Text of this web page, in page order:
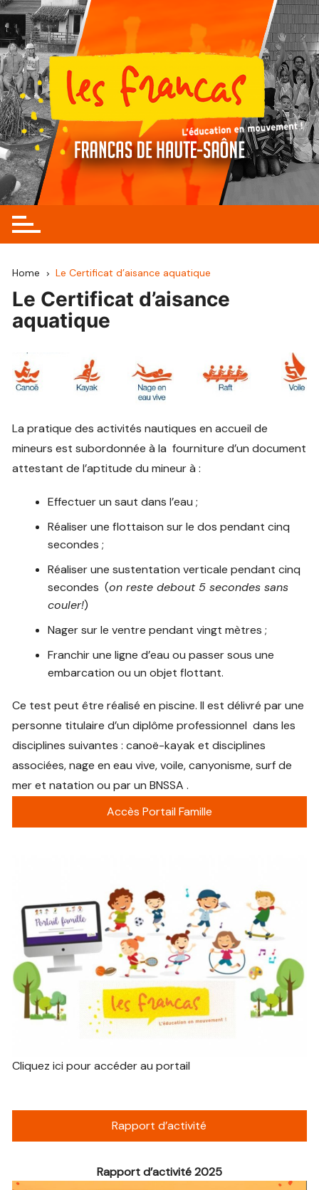
Skip
to
content
Home Le Certificat d’aisance aquatique
Le Certificat d’aisance
aquatique
La pratique des activités nautiques en accueil de
mineurs est subordonnée à la fourniture d’un document
attestant de l’aptitude du mineur à :
Effectuer un saut dans l’eau ;
Réaliser une flottaison sur le dos pendant cinq
secondes ;
Réaliser une sustentation verticale pendant cinq
secondes (on reste debout 5 secondes sans
couler!)
Nager sur le ventre pendant vingt mètres ;
Franchir une ligne d’eau ou passer sous une
embarcation ou un objet flottant.
Ce test peut être réalisé en piscine. Il est délivré par une
personne titulaire d’un diplôme professionnel dans les
disciplines suivantes : canoë-kayak et disciplines
associées, nage en eau vive, voile, canyonisme, surf de
mer et natation ou par un BNSSA .
Accès Portail Famille
Cliquez ici pour accéder au portail
Rapport d’activité
Rapport d’activité 2025